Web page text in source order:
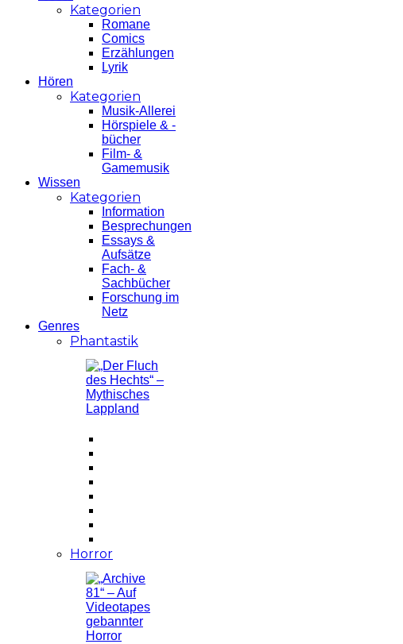
Kategorien
Romane
Comics
Erzählungen
Lyrik
Hören
Kategorien
Musik-Allerei
Hörspiele & -
bücher
Film- &
Gamemusik
Wissen
Kategorien
Information
Besprechungen
Essays &
Aufsätze
Fach- &
Sachbücher
Forschung im
Netz
Genres
Phantastik
Horror